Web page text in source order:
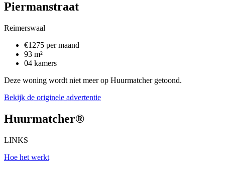
Piermanstraat
Reimerswaal
€1275 per maand
93 m²
04 kamers
Deze woning wordt niet meer op Huurmatcher getoond.
Bekijk de originele advertentie
Huurmatcher®
LINKS
Hoe het werkt